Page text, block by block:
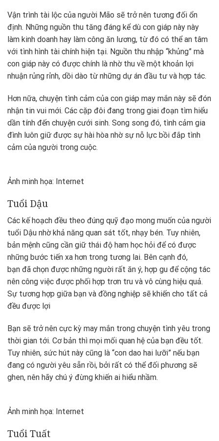
Vận trình tài lộc của người Mão sẽ trở nên tương đối ổn
định. Những nguồn thu tăng đáng kể dù con giáp này này
làm kinh doanh hay làm công ăn lương, từ đó có thể an tâm
với tình hình tài chính hiện tại. Nguồn thu nhập “khủng” mà
con giáp này có được chính là nhờ thu về một khoản lợi
nhuận rủng rỉnh, dồi dào từ những dự án đầu tư và hợp tác.
Hơn nữa, chuyện tình cảm của con giáp may mắn này sẽ đón
nhận tin vui mới. Các cặp đôi đang trong giai đoạn tìm hiểu
dần tính đến chuyện cưới sinh. Song song đó, tình cảm gia
đình luôn giữ được sự hài hòa nhờ sự nỗ lực bồi đắp tình
cảm của người trong cuộc.
Ảnh minh họa: Internet
Tuổi Dậu
Các kế hoạch đều theo đúng quỹ đạo mong muốn của người
tuổi Dậu nhờ khả năng quan sát tốt, nhạy bén. Tuy nhiên,
bản mệnh cũng cần giữ thái độ ham học hỏi để có được
những bước tiến xa hơn trong tương lai. Bên cạnh đó,
bạn đã chọn được những người rất ăn ý, hợp gu để cộng tác
nên công việc được phối hợp trơn tru và vô cùng hiệu quả.
Sự tương hợp giữa bạn và đồng nghiệp sẽ khiến cho tất cả
đều được lợi
Bạn sẽ trở nên cực kỳ may mắn trong chuyện tình yêu trong
thời gian tới. Cơ bản thì mọi mối quan hệ của bạn đều tốt.
Tuy nhiên, sức hút này cũng là “con dao hai lưỡi” nếu bạn
đang có người yêu sẵn rồi, bởi rất có thể đối phương sẽ
ghen, nên hãy chú ý đừng khiến ai hiểu nhầm.
Ảnh minh họa: Internet
Tuổi Tuất